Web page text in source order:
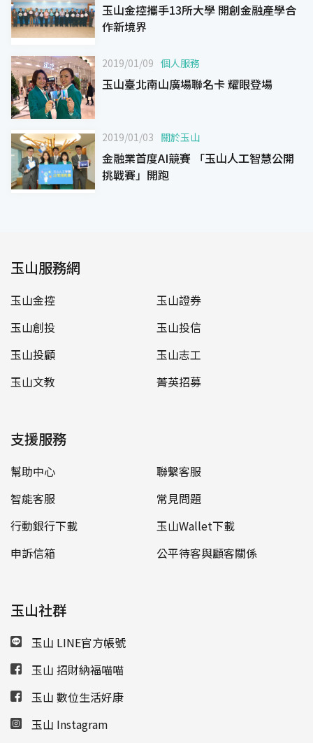
玉山金控攜手13所大學 開創金融產學合
作新境界
2019/01/09 個人服務
玉山臺北南山廣場聯名卡 耀眼登場
2019/01/03 關於玉山
金融業首度AI競賽 「玉山人工智慧公開
挑戰賽」開跑
玉山服務網
玉山金控
玉山證券
玉山創投
玉山投信
玉山投顧
玉山志工
玉山文教
菁英招募
支援服務
幫助中心
聯繫客服
智能客服
常見問題
行動銀行下載
玉山Wallet下載
申訴信箱
公平待客與顧客關係
玉山社群
玉山 LINE官方帳號
玉山 招財納福喵喵
玉山 數位生活好康
玉山 Instagram